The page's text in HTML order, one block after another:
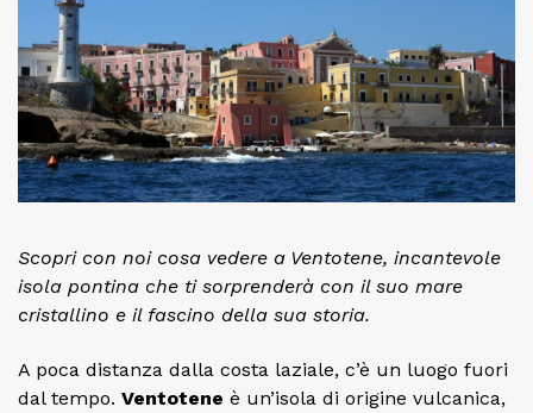
Scopri con noi cosa vedere a Ventotene, incantevole
isola pontina che ti sorprenderà con il suo mare
cristallino e il fascino della sua storia.
A poca distanza dalla costa laziale, c’è un luogo fuori
dal tempo. Ventotene è un’isola di origine vulcanica,